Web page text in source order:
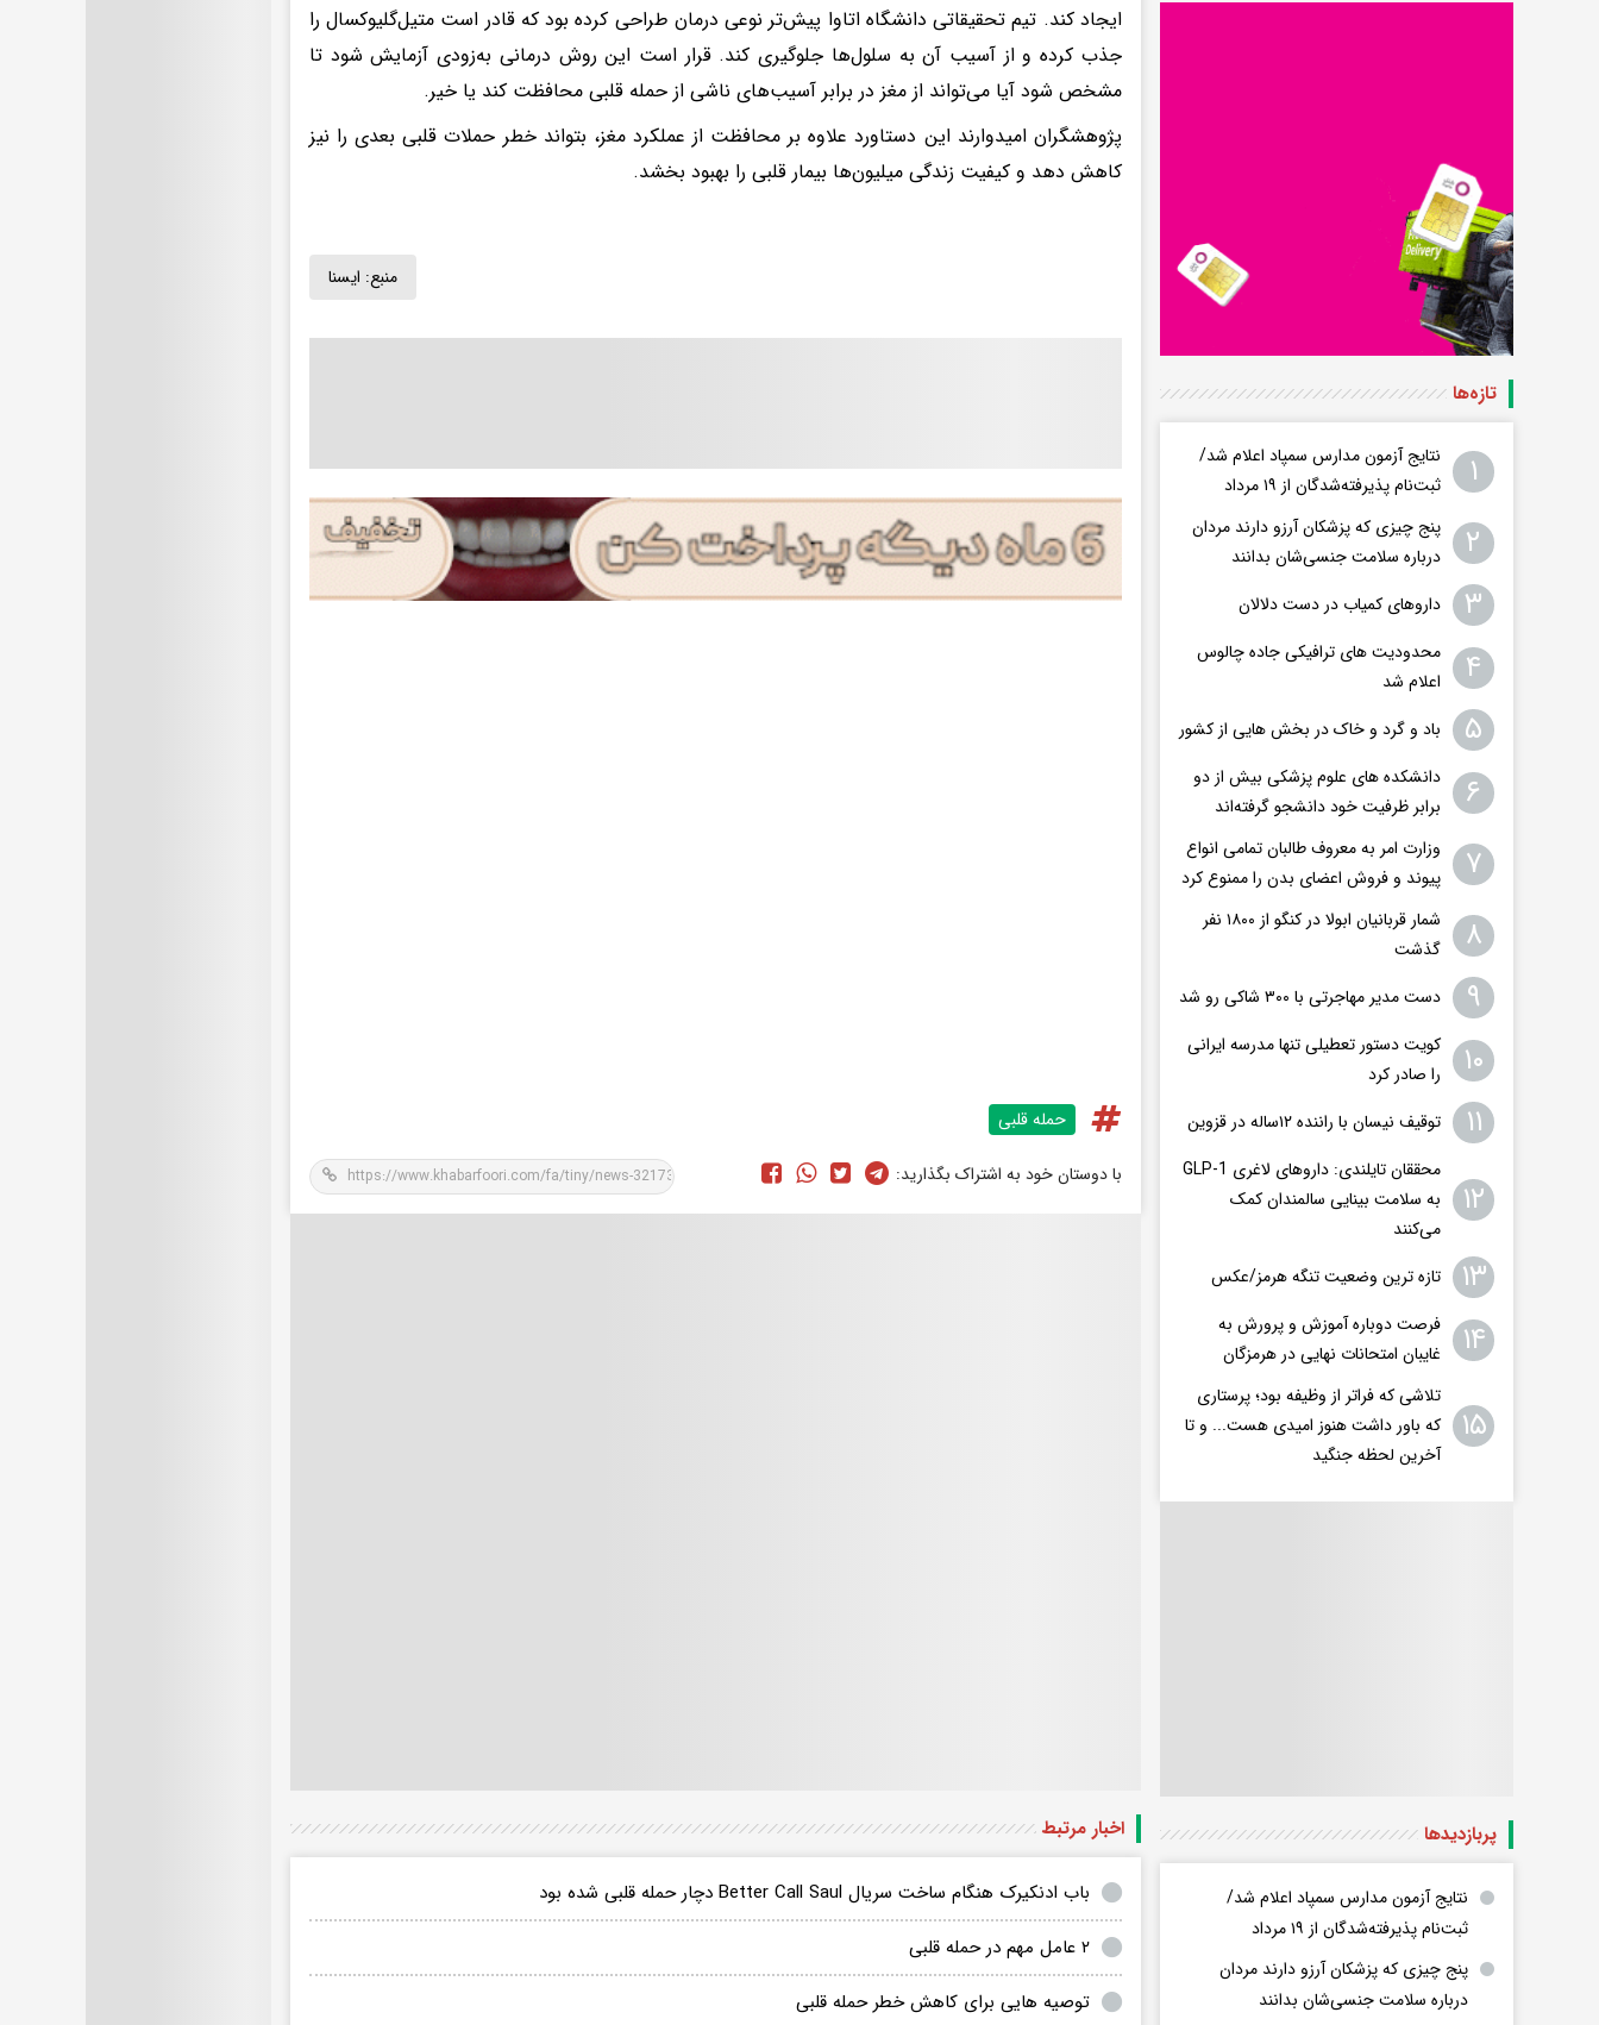
ایجاد کند. تیم تحقیقاتی دانشگاه اتاوا پیش‌تر نوعی درمان طراحی کرده بود که قادر است متیل‌گلیوکسال را
جذب کرده و از آسیب آن به سلول‌ها جلوگیری کند. قرار است این روش درمانی به‌زودی آزمایش شود تا
مشخص شود آیا می‌تواند از مغز در برابر آسیب‌های ناشی از حمله قلبی محافظت کند یا خیر.
پژوهشگران امیدوارند این دستاورد علاوه بر محافظت از عملکرد مغز، بتواند خطر حملات قلبی بعدی را نیز
کاهش دهد و کیفیت زندگی میلیون‌ها بیمار قلبی را بهبود بخشد.
منبع: ايسنا
حمله قلبی
با دوستان خود به اشتراک بگذارید:
اخبار مرتبط
باب ادنکیرک هنگام ساخت سریال Better Call Saul دچار حمله قلبی شده بود
۲ عامل مهم در حمله قلبی
توصیه هایی برای کاهش خطر حمله قلبی
تازه‌ها
۱
نتایج آزمون مدارس سمپاد اعلام شد/
ثبت‌نام پذیرفته‌شدگان از ۱۹ مرداد
۲
پنج چیزی که پزشکان آرزو دارند مردان
درباره سلامت جنسی‌شان بدانند
۳ داروهای کمیاب در دست دلالان
۴
محدودیت های ترافیکی جاده چالوس
اعلام شد
۵ باد و گرد و خاک در بخش هایی از کشور
۶
دانشکده های علوم پزشکی بیش از دو
برابر ظرفیت خود دانشجو گرفته‌اند
۷
وزارت امر به معروف طالبان تمامی انواع
پیوند و فروش اعضای بدن را ممنوع کرد
۸
شمار قربانیان ابولا در کنگو از ۱۸۰۰ نفر
گذشت
۹ دست مدیر مهاجرتی با ۳۰۰ شاکی رو شد
۱۰
کویت دستور تعطیلی تنها مدرسه ایرانی
را صادر کرد
۱۱ توقیف نیسان با راننده ۱۲ساله در قزوین
۱۲
محققان تایلندی: داروهای لاغری GLP-1
به سلامت بینایی سالمندان کمک
می‌کنند
۱۳ تازه ترین وضعیت تنگه هرمز/عکس
۱۴
فرصت دوباره آموزش و پرورش به
غایبان امتحانات نهایی در هرمزگان
۱۵
تلاشی که فراتر از وظیفه بود؛ پرستاری
که باور داشت هنوز امیدی هست... و تا
آخرین لحظه جنگید
پربازدید‌ها
نتایج آزمون مدارس سمپاد اعلام شد/
ثبت‌نام پذیرفته‌شدگان از ۱۹ مرداد
پنج چیزی که پزشکان آرزو دارند مردان
درباره سلامت جنسی‌شان بدانند